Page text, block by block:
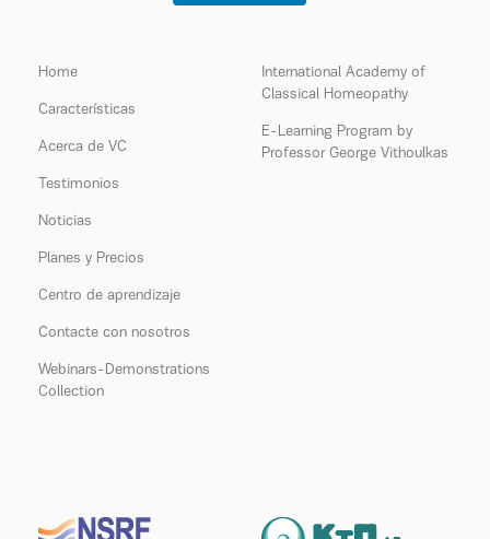
Home
Características
Acerca de VC
Testimonios
Noticias
Planes y Precios
Centro de aprendizaje
Contacte con nosotros
Webinars-Demonstrations
Collection
International Academy of
Classical Homeopathy
E-Learning Program by
Professor George Vithoulkas